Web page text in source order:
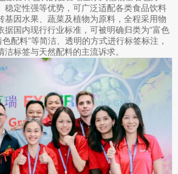
稳定性强等优势，可广泛适配各类食品饮料
基因水果、蔬菜及植物为原料，全程采用物
据国内现行行业标准，可被明确归类为“富色
配料”等简洁、透明的方式进行标签标注，
标签与天然配料的主流诉求。